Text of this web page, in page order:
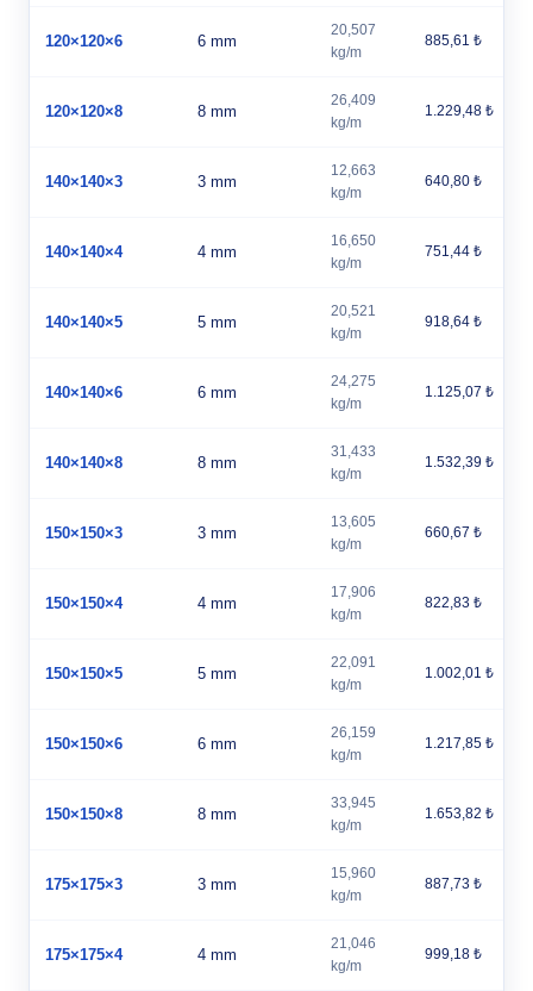
120×120×6 6 mm
20,507
kg/m
885,61 ₺
120×120×8 8 mm
26,409
kg/m
1.229,48 ₺
140×140×3 3 mm
12,663
kg/m
640,80 ₺
140×140×4 4 mm
16,650
kg/m
751,44 ₺
140×140×5 5 mm
20,521
kg/m
918,64 ₺
140×140×6 6 mm
24,275
kg/m
1.125,07 ₺
140×140×8 8 mm
31,433
kg/m
1.532,39 ₺
150×150×3 3 mm
13,605
kg/m
660,67 ₺
150×150×4 4 mm
17,906
kg/m
822,83 ₺
150×150×5 5 mm
22,091
kg/m
1.002,01 ₺
150×150×6 6 mm
26,159
kg/m
1.217,85 ₺
150×150×8 8 mm
33,945
kg/m
1.653,82 ₺
175×175×3 3 mm
15,960
kg/m
887,73 ₺
175×175×4 4 mm
21,046
kg/m
999,18 ₺